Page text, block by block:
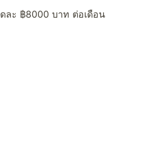
ละ ฿8000 บาท ต่อเดือน